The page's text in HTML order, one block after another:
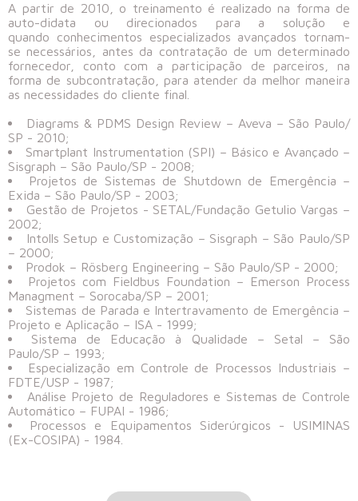
A partir de 2010, o treinamento é realizado na forma de
auto-didata ou direcionados para a solução e
quando conhecimentos especializados avançados tornam-
se necessários, antes da contratação de um determinado
fornecedor, conto com a participação de parceiros, na
forma de subcontratação, para atender da melhor maneira
as necessidades do cliente final.
Diagrams & PDMS Design Review – Aveva – São Paulo/
SP - 2010;
Smartplant Instrumentation (SPI) – Básico e Avançado –
Sisgraph – São Paulo/SP - 2008;
Projetos de Sistemas de Shutdown de Emergência –
Exida – São Paulo/SP - 2003;
Gestão de Projetos - SETAL/Fundação Getulio Vargas –
2002;
Intolls Setup e Customização – Sisgraph – São Paulo/SP
– 2000;
Prodok – Rösberg Engineering – São Paulo/SP - 2000;
Projetos com Fieldbus Foundation – Emerson Process
Managment – Sorocaba/SP – 2001;
Sistemas de Parada e Intertravamento de Emergência –
Projeto e Aplicação – ISA - 1999;
Sistema de Educação à Qualidade – Setal – São
Paulo/SP – 1993;
Especialização em Controle de Processos Industriais –
FDTE/USP - 1987;
Análise Projeto de Reguladores e Sistemas de Controle
Automático – FUPAI - 1986;
Processos e Equipamentos Siderúrgicos - USIMINAS
(Ex-COSIPA) - 1984.